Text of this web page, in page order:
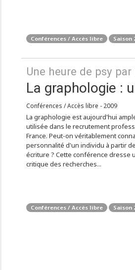
Conférences / Accès libre Saison
Une heure de psy
La graphologie :
Conférences / Accès libre - 2009
La graphologie est aujourd'hui
utilisée dans le recrutement
France. Peut-on véritablement
personnalité d'un individu à partir
écriture ? Cette conférence dresse
critique des recherches...
Conférences / Accès libre Saison